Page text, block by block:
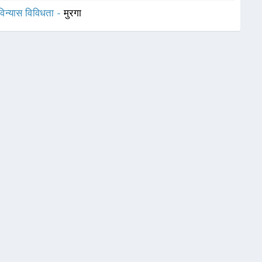
विविधता -मुरगा